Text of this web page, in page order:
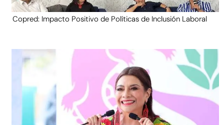
Copred: Impacto Positivo de Políticas de Inclusión Laboral